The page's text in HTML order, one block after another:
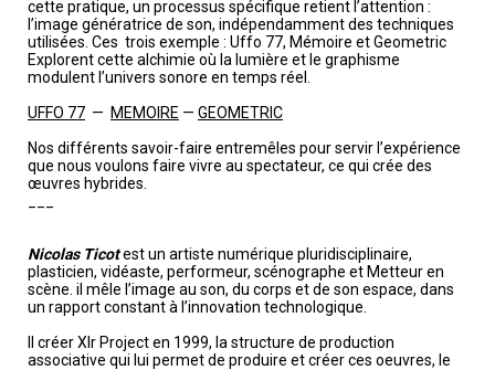
cette pratique, un processus spécifique retient l’attention :
l’image génératrice de son, indépendamment des techniques
utilisées. Ces trois exemple : Uffo 77, Mémoire et Geometric
Explorent cette alchimie où la lumière et le graphisme
modulent l’univers sonore en temps réel.
UFFO 77 — MEMOIRE — GEOMETRIC
Nos différents savoir-faire entremêles pour servir l’expérience
que nous voulons faire vivre au spectateur, ce qui crée des
œuvres hybrides.
Nicolas Ticotest un artiste numérique pluridisciplinaire,
plasticien, vidéaste, performeur, scénographe et Metteur en
scène. il mêle l’image au son, du corps et de son espace, dans
un rapport constant à l’innovation technologique.
Il créer Xlr Project en 1999, la structure de production
associative qui lui permet de produire et créer ces oeuvres, le